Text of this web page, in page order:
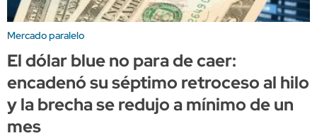
Mercado paralelo
El dólar blue no para de caer:
encadenó su séptimo retroceso al hilo
y la brecha se redujo a mínimo de un
mes